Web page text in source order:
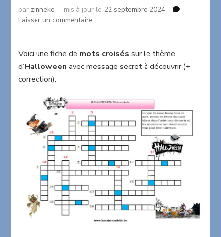
par zinneke mis à jour le 22 septembre 2024
Laisser un commentaire
sur
thème
Voici une fiche de mots croisés sur le thème
d’Halloween avec message secret à découvrir (+
correction).